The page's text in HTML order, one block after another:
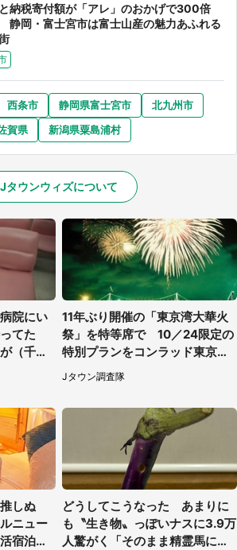
納税寄付額が「アレ」のおかげで300倍
静岡・富士宮市は富士山産の魅力あふれる
西条市 静岡県富士宮市
北九州市
賀県 新潟県粟島浦村
Jタウンウィズについて
院にい
てた
（千葉
11年ぶり開催の「東京湾大華火
祭」を特等席で 10／24限定の
特別プランをコンラッド東京が
販売【8／3～10／16】
Jタウン調査隊
しぬ
ニュー
宿泊プ
どうしてこうなった あまりに
も〝生き物〟っぽいナスに3.9万
人驚がく「そのまま精霊馬に使